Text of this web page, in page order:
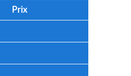
Prix